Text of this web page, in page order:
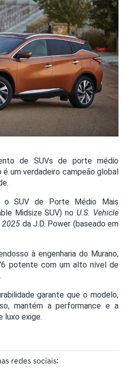
de SUVs de porte médio
é um verdadeiro campeão global
o SUV de Porte Médio Mais
Midsize SUV) noU.S. Vehicle
2025 da J.D. Power (baseado em
à engenharia do Murano,
potente com um alto nível de
garante que o modelo,
mantém a performance e a
luxo exige.
redes sociais: